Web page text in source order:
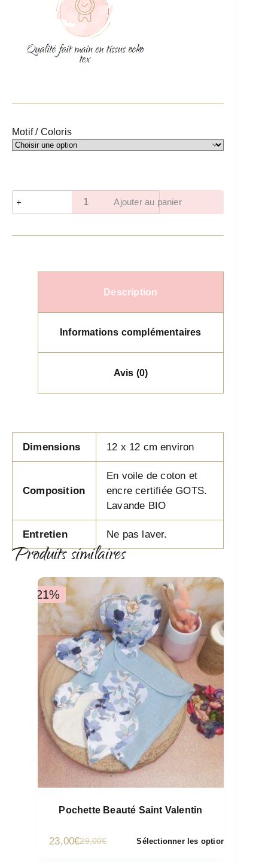
Motif / Coloris
Ajouter au panier
Description
Informations complémentaires
Avis (0)
Dimensions 12 x 12 cm environ
Composition
En voile de coton et
encre certifiée GOTS.
Lavande BIO
Entretien Ne pas laver.
Produits similaires
-21%
Pochette Beauté Saint Valentin
29,00€
23,00€ Sélectionner les options